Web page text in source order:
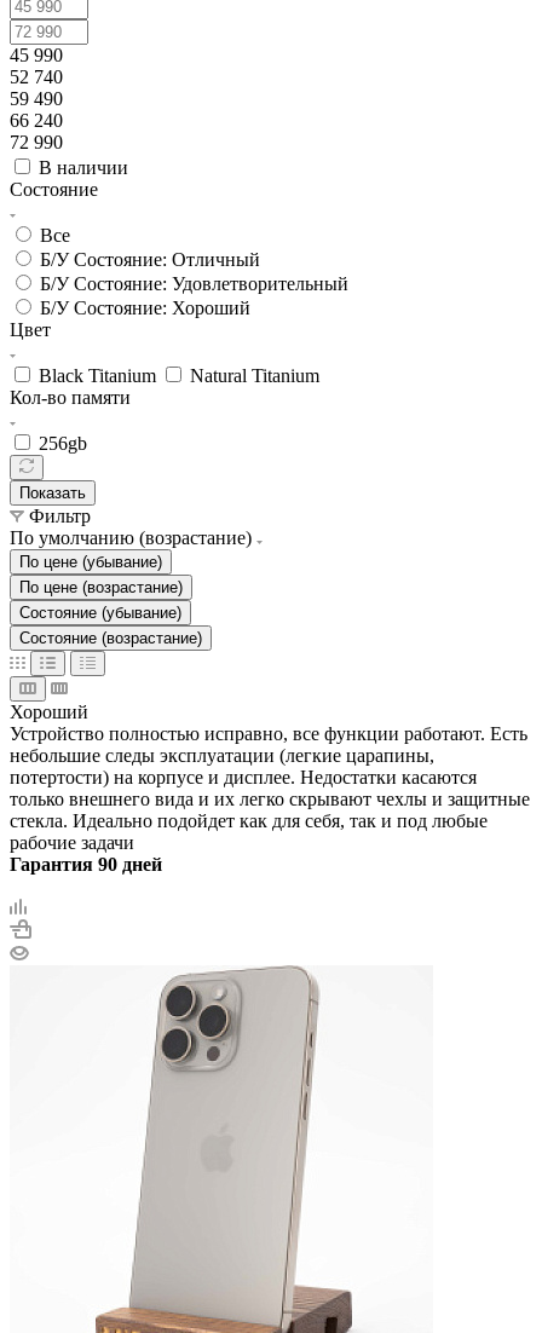
45 990
52 740
59 490
66 240
72 990
В наличии
Состояние
Все
Б/У Состояние: Отличный
Б/У Состояние: Удовлетворительный
Б/У Состояние: Хороший
Цвет
Black Titanium
Natural Titanium
Кол-во памяти
256gb
Показать
Фильтр
По умолчанию (возрастание)
По цене (убывание)
По цене (возрастание)
Состояние (убывание)
Состояние (возрастание)
Хороший
Устройство полностью исправно, все функции работают. Есть
небольшие следы эксплуатации (легкие царапины,
потертости) на корпусе и дисплее. Недостатки касаются
только внешнего вида и их легко скрывают чехлы и защитные
стекла. Идеально подойдет как для себя, так и под любые
рабочие задачи
Гарантия 90 дней